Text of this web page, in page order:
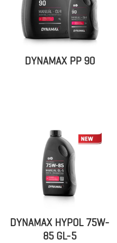
DYNAMAX PP 90
DYNAMAX HYPOL 75W-
85 GL-5